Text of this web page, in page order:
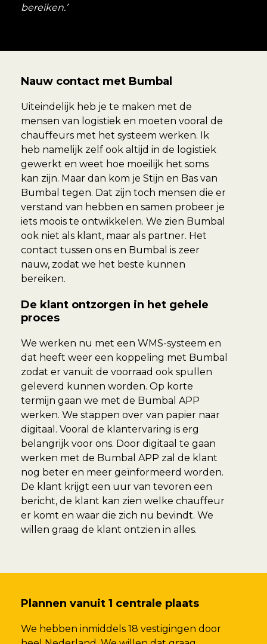
bereiken.’
Nauw contact met Bumbal
Uiteindelijk heb je te maken met de
mensen van logistiek en moeten vooral de
chauffeurs met het systeem werken. Ik
heb namelijk zelf ook altijd in de logistiek
gewerkt en weet hoe moeilijk het soms
kan zijn. Maar dan kom je Stijn en Bas van
Bumbal tegen. Dat zijn toch mensen die er
verstand van hebben en samen probeer je
iets moois te ontwikkelen. We zien Bumbal
ook niet als klant, maar als partner. Het
contact tussen ons en Bumbal is zeer
nauw, zodat we het beste kunnen
bereiken.
De klant ontzorgen in het gehele
proces
We werken nu met een WMS-systeem en
dat heeft weer een koppeling met Bumbal
zodat er vanuit de voorraad ook spullen
geleverd kunnen worden. Op korte
termijn gaan we met de Bumbal APP
werken. We stappen over van papier naar
digitaal. Vooral de klantervaring is erg
belangrijk voor ons. Door digitaal te gaan
werken met de Bumbal APP zal de klant
nog beter en meer geïnformeerd worden.
De klant krijgt een uur van tevoren een
bericht, de klant kan zien welke chauffeur
er komt en waar die zich nu bevindt. We
willen graag de klant ontzien in alles.
Plannen vanuit 1 centrale plaats
We hebben inmiddels 18 vestigingen door